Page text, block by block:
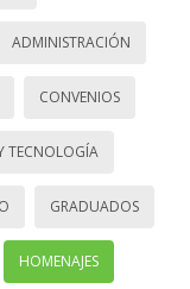
ADMINISTRACIÓN
CONVENIOS
TECNOLOGÍA
GRADUADOS
HOMENAJES